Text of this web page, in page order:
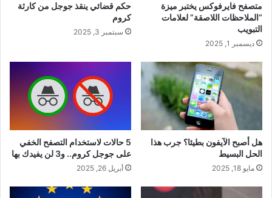
متصفح فايرفوكس يختبر ميزة
“الملاحظات اللاصقة” لعلامات
التبويب
ديسمبر 1, 2025
حكم قضائي ينقذ جوجل من كارثة
كروم
سبتمبر 3, 2025
هل أصبح الآيفون بطيئا؟ جرب هذا
الحل البسيط
مايو 18, 2025
5 حالات لاستخدام التصفح الخفي
على جوجل كروم.. و3 لن يفيدك بها
أبريل 26, 2025